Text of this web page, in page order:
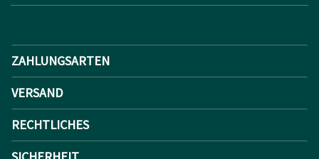
ZAHLUNGSARTEN
VERSAND
RECHTLICHES